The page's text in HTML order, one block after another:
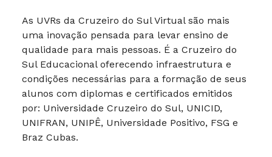
As UVRs da Cruzeiro do Sul Virtual são mais
uma inovação pensada para levar ensino de
qualidade para mais pessoas. É a Cruzeiro do
Sul Educacional oferecendo infraestrutura e
condições necessárias para a formação de seus
alunos com diplomas e certificados emitidos
por: Universidade Cruzeiro do Sul, UNICID,
UNIFRAN, UNIPÊ, Universidade Positivo, FSG e
Braz Cubas.